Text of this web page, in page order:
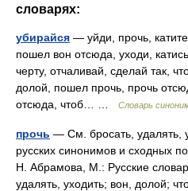
словарях:
убирайся — уйди, прочь,
пошел вон отсюда, уходи,
черту, отчаливай, сделай так,
долой, пошел прочь, прочь
отсюда, чтоб… …
Словарь
прочь — См. бросать, удалять,
русских синонимов и сходных
Н. Абрамова, М.: Русские
удалять, уходить; вон, долой;